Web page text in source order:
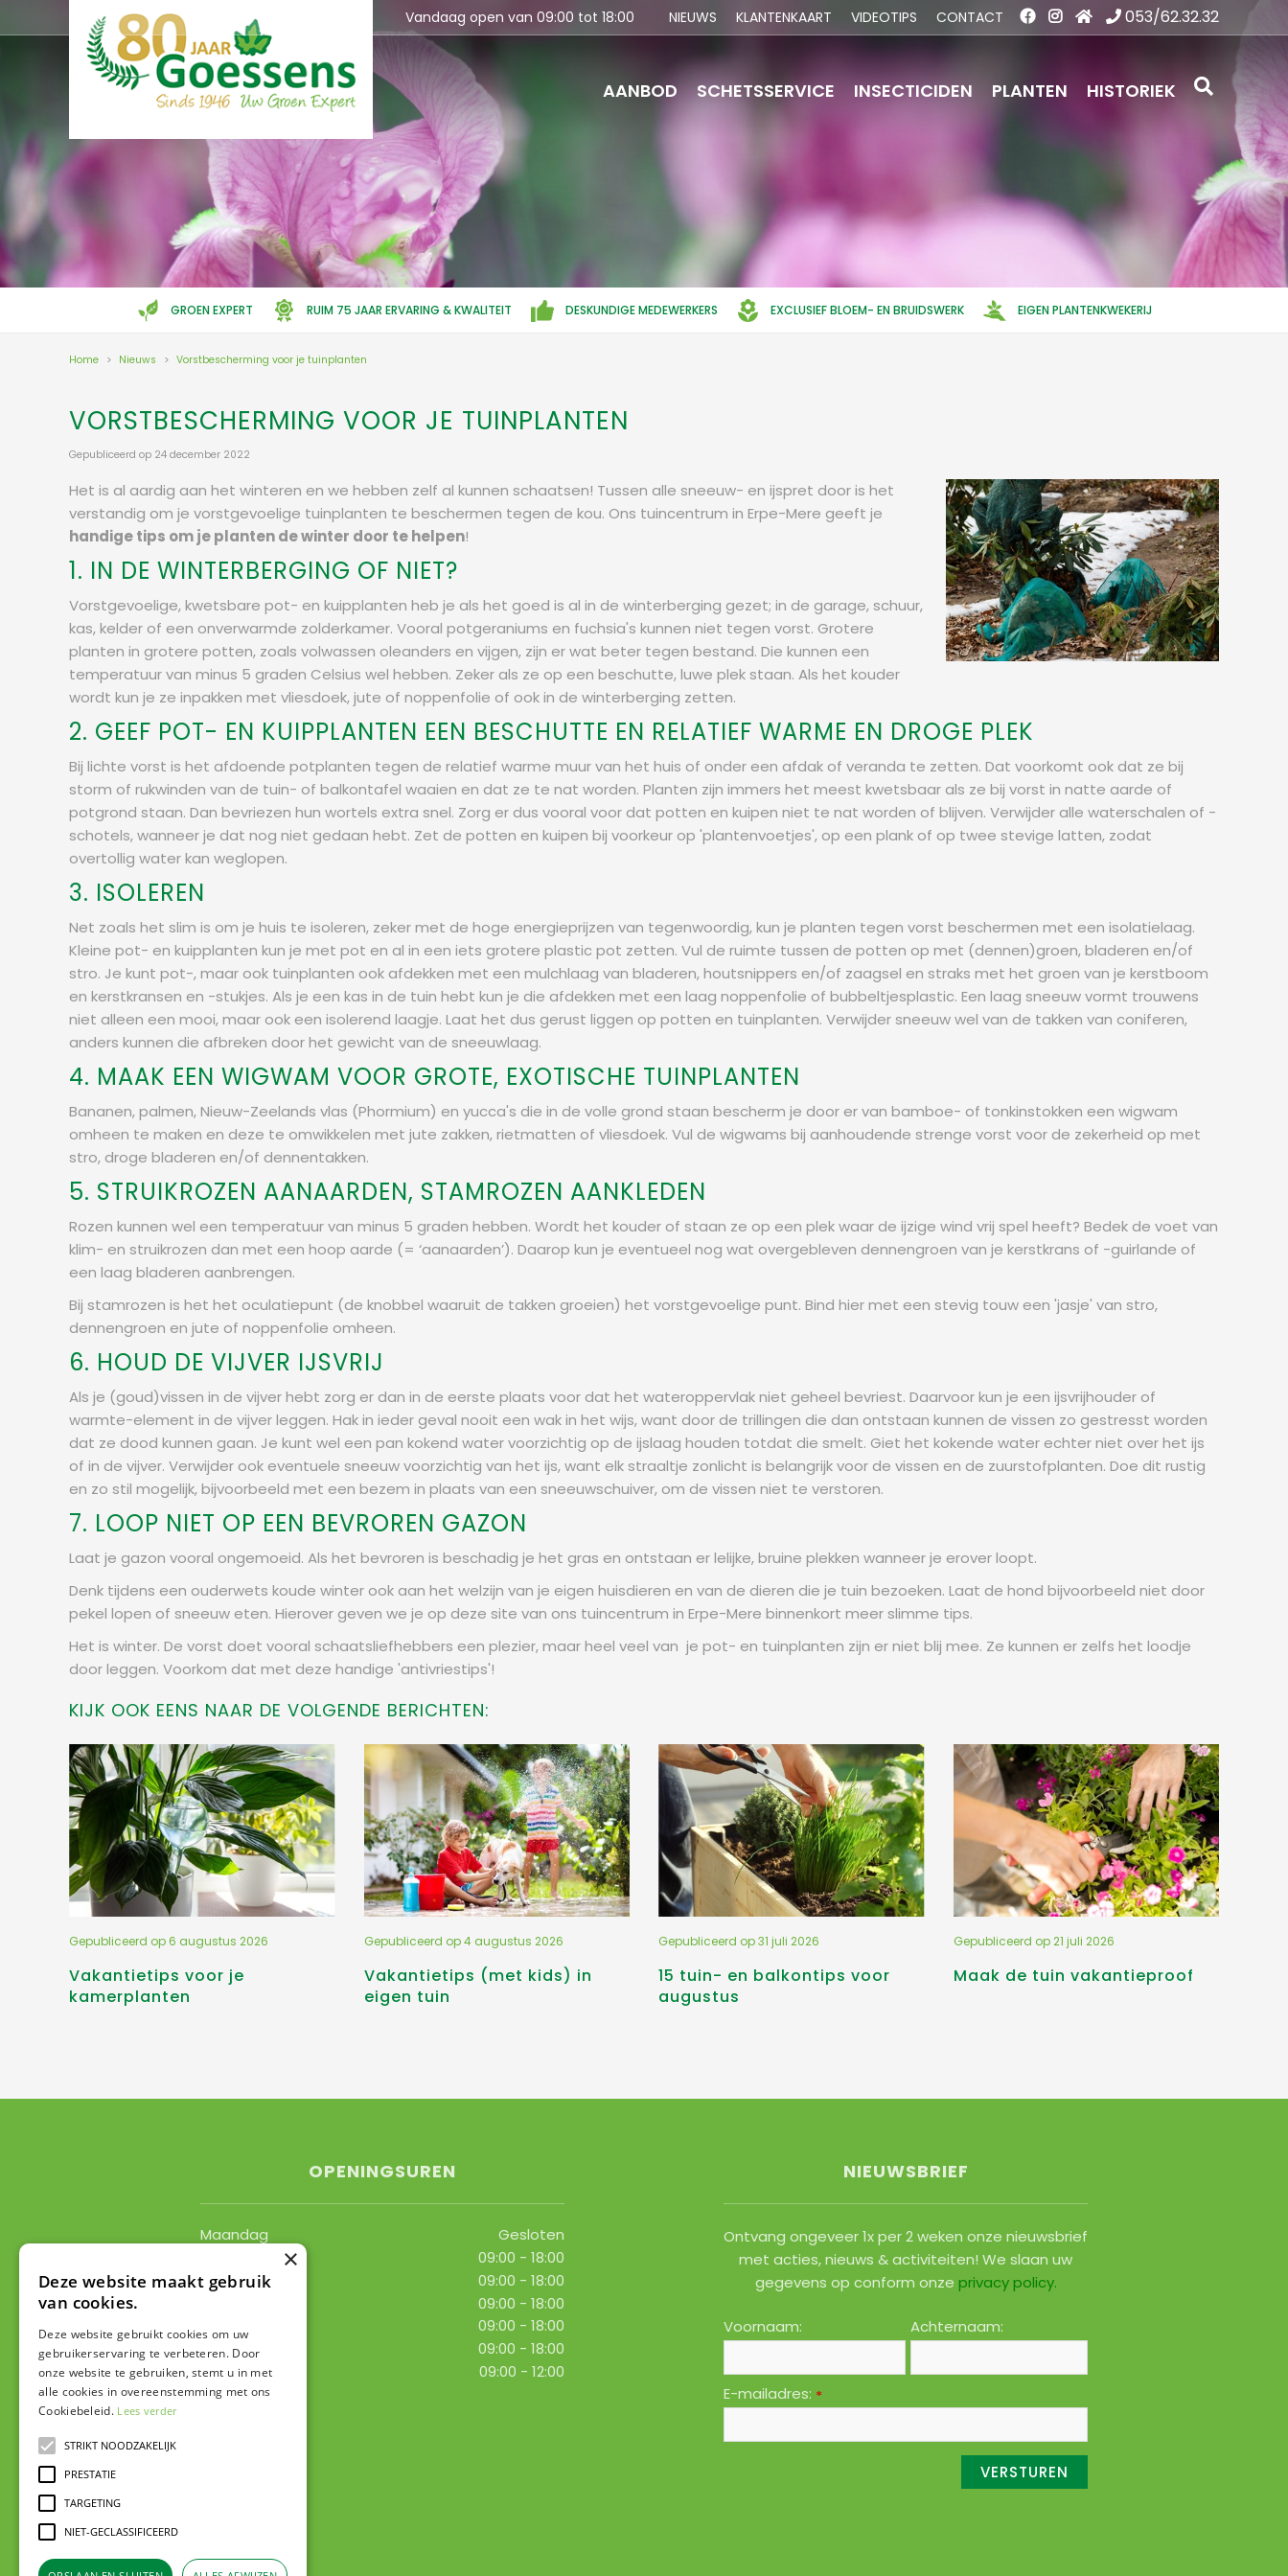
GROEN EXPERT RUIM 75 JAAR ERVARING & KWALITEIT DESKUNDIGE MEDEWERKERS EXCLUSIEF BLOEM- EN BRUIDSWERK EIGEN PLANTENKWEKERIJ
Home > Nieuws > Vorstbescherming voor je tuinplanten
Vandaag open van 09:00 tot 18:00 NIEUWS KLANTENKAART VIDEOTIPS CONTACT 053/62.32.32
AANBOD SCHETSSERVICE INSECTICIDEN PLANTEN HISTORIEK
VORSTBESCHERMING VOOR JE TUINPLANTEN
Gepubliceerd op 24 december 2022
Het is al aardig aan het winteren en we hebben zelf al kunnen schaatsen! Tussen alle sneeuw- en ijspret door is het
verstandig om je vorstgevoelige tuinplanten te beschermen tegen de kou. Ons tuincentrum in Erpe-Mere geeft je
handige tips om je planten de winter door te helpen!
1. IN DE WINTERBERGING OF NIET?
Vorstgevoelige, kwetsbare pot- en kuipplanten heb je als het goed is al in de winterberging gezet; in de garage, schuur,
kas, kelder of een onverwarmde zolderkamer. Vooral potgeraniums en fuchsia's kunnen niet tegen vorst. Grotere
planten in grotere potten, zoals volwassen oleanders en vijgen, zijn er wat beter tegen bestand. Die kunnen een
temperatuur van minus 5 graden Celsius wel hebben. Zeker als ze op een beschutte, luwe plek staan. Als het kouder
wordt kun je ze inpakken met vliesdoek, jute of noppenfolie of ook in de winterberging zetten.
2. GEEF POT- EN KUIPPLANTEN EEN BESCHUTTE EN RELATIEF WARME EN DROGE PLEK
Bij lichte vorst is het afdoende potplanten tegen de relatief warme muur van het huis of onder een afdak of veranda te zetten. Dat voorkomt ook dat ze bij
storm of rukwinden van de tuin- of balkontafel waaien en dat ze te nat worden. Planten zijn immers het meest kwetsbaar als ze bij vorst in natte aarde of
potgrond staan. Dan bevriezen hun wortels extra snel. Zorg er dus vooral voor dat potten en kuipen niet te nat worden of blijven. Verwijder alle waterschalen of -
schotels, wanneer je dat nog niet gedaan hebt. Zet de potten en kuipen bij voorkeur op 'plantenvoetjes', op een plank of op twee stevige latten, zodat
overtollig water kan weglopen.
3. ISOLEREN
Net zoals het slim is om je huis te isoleren, zeker met de hoge energieprijzen van tegenwoordig, kun je planten tegen vorst beschermen met een isolatielaag.
Kleine pot- en kuipplanten kun je met pot en al in een iets grotere plastic pot zetten. Vul de ruimte tussen de potten op met (dennen)groen, bladeren en/of
stro. Je kunt pot-, maar ook tuinplanten ook afdekken met een mulchlaag van bladeren, houtsnippers en/of zaagsel en straks met het groen van je kerstboom
en kerstkransen en -stukjes. Als je een kas in de tuin hebt kun je die afdekken met een laag noppenfolie of bubbeltjesplastic. Een laag sneeuw vormt trouwens
niet alleen een mooi, maar ook een isolerend laagje. Laat het dus gerust liggen op potten en tuinplanten. Verwijder sneeuw wel van de takken van coniferen,
anders kunnen die afbreken door het gewicht van de sneeuwlaag.
4. MAAK EEN WIGWAM VOOR GROTE, EXOTISCHE TUINPLANTEN
Bananen, palmen, Nieuw-Zeelands vlas (Phormium) en yucca's die in de volle grond staan bescherm je door er van bamboe- of tonkinstokken een wigwam
omheen te maken en deze te omwikkelen met jute zakken, rietmatten of vliesdoek. Vul de wigwams bij aanhoudende strenge vorst voor de zekerheid op met
stro, droge bladeren en/of dennentakken.
5. STRUIKROZEN AANAARDEN, STAMROZEN AANKLEDEN
Rozen kunnen wel een temperatuur van minus 5 graden hebben. Wordt het kouder of staan ze op een plek waar de ijzige wind vrij spel heeft? Bedek de voet van
klim- en struikrozen dan met een hoop aarde (= ‘aanaarden’). Daarop kun je eventueel nog wat overgebleven dennengroen van je kerstkrans of -guirlande of
een laag bladeren aanbrengen.
Bij stamrozen is het het oculatiepunt (de knobbel waaruit de takken groeien) het vorstgevoelige punt. Bind hier met een stevig touw een 'jasje' van stro,
dennengroen en jute of noppenfolie omheen.
6. HOUD DE VIJVER IJSVRIJ
Als je (goud)vissen in de vijver hebt zorg er dan in de eerste plaats voor dat het wateroppervlak niet geheel bevriest. Daarvoor kun je een ijsvrijhouder of
warmte-element in de vijver leggen. Hak in ieder geval nooit een wak in het wijs, want door de trillingen die dan ontstaan kunnen de vissen zo gestresst worden
dat ze dood kunnen gaan. Je kunt wel een pan kokend water voorzichtig op de ijslaag houden totdat die smelt. Giet het kokende water echter niet over het ijs
of in de vijver. Verwijder ook eventuele sneeuw voorzichtig van het ijs, want elk straaltje zonlicht is belangrijk voor de vissen en de zuurstofplanten. Doe dit rustig
en zo stil mogelijk, bijvoorbeeld met een bezem in plaats van een sneeuwschuiver, om de vissen niet te verstoren.
7. LOOP NIET OP EEN BEVROREN GAZON
Laat je gazon vooral ongemoeid. Als het bevroren is beschadig je het gras en ontstaan er lelijke, bruine plekken wanneer je erover loopt.
Denk tijdens een ouderwets koude winter ook aan het welzijn van je eigen huisdieren en van de dieren die je tuin bezoeken. Laat de hond bijvoorbeeld niet door
pekel lopen of sneeuw eten. Hierover geven we je op deze site van ons tuincentrum in Erpe-Mere binnenkort meer slimme tips.
Het is winter. De vorst doet vooral schaatsliefhebbers een plezier, maar heel veel van je pot- en tuinplanten zijn er niet blij mee. Ze kunnen er zelfs het loodje
door leggen. Voorkom dat met deze handige 'antivriestips'!
KIJK OOK EENS NAAR DE VOLGENDE BERICHTEN:
Vakantietips voor je
kamerplanten
Gepubliceerd op6 augustus 2026
Vakantietips (met kids) in
eigen tuin
Gepubliceerd op4 augustus 2026
15 tuin- en balkontips voor
augustus
Gepubliceerd op31 juli 2026
Maak de tuin vakantieproof
Gepubliceerd op21 juli 2026
OPENINGSUREN
Maandag
Gesloten
09:00 - 18:00
Woensdag
09:00 - 18:00
09:00 - 18:00
09:00 - 18:00
Zaterdag
09:00 - 18:00
Zondag
09:00 - 12:00
Toon alle openingstijden
NIEUWSBRIEF
Ontvang ongeveer 1x per 2 weken onze nieuwsbrief
met acties, nieuws & activiteiten! We slaan uw
gegevens op conform onze privacy policy.
Voornaam: Achternaam:
E-mailadres: *
×
Deze website maakt gebruik
van cookies.
Deze website gebruikt cookies om uw
gebruikerservaring te verbeteren. Door
onze website te gebruiken, stemt u in met
alle cookies in overeenstemming met ons
Cookiebeleid. Lees verder
STRIKT NOODZAKELIJK
PRESTATIE
TARGETING
NIET-GECLASSIFICEERD